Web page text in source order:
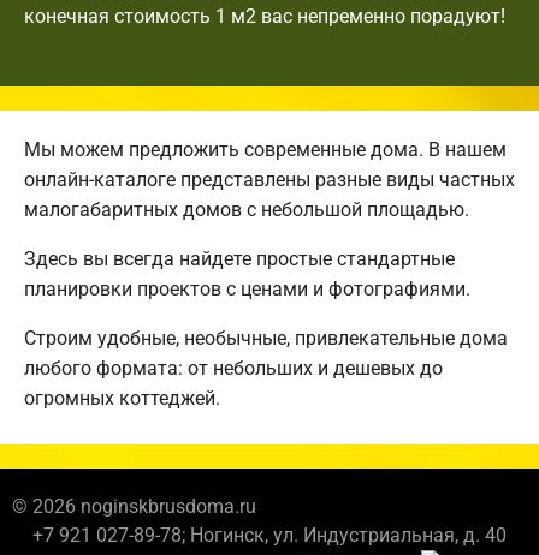
конечная стоимость 1 м2 вас непременно порадуют!
Мы можем предложить современные дома. В нашем
онлайн-каталоге представлены разные виды частных
малогабаритных домов с небольшой площадью.
Здесь вы всегда найдете простые стандартные
планировки проектов с ценами и фотографиями.
Строим удобные, необычные, привлекательные дома
любого формата: от небольших и дешевых до
огромных коттеджей.
© 2026 noginskbrusdoma.ru
+7 921 027-89-78; Ногинск, ул. Индустриальная, д. 40